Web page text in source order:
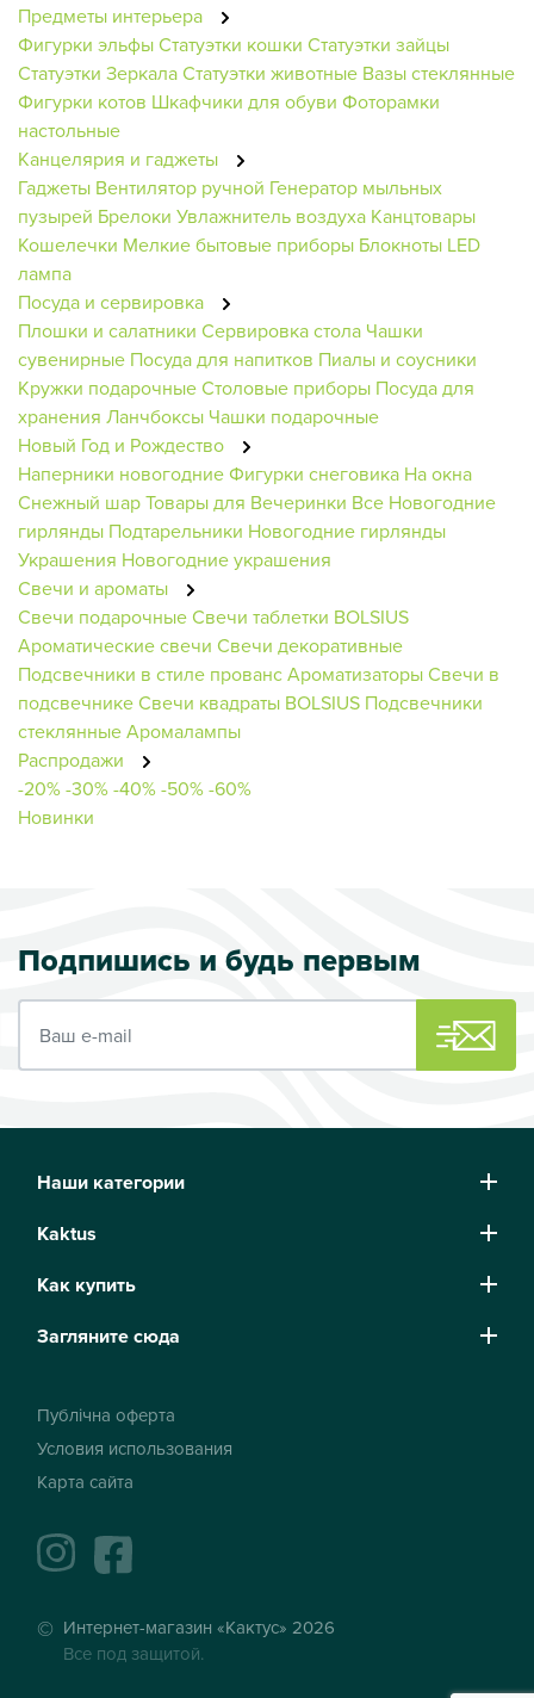
Предметы интерьера
Фигурки эльфыСтатуэтки кошки Статуэтки зайцы
Статуэтки ЗеркалаСтатуэтки животные Вазы стеклянные
Фигурки котов Шкафчики для обуви Фоторамки
настольные
Канцелярия и гаджеты
Гаджеты Вентилятор ручной Генератор мыльных
пузырей Брелоки Увлажнитель воздуха Канцтовары
Кошелечки Мелкие бытовые приборы Блокноты LED
лампа
Посуда и сервировка
Плошки и салатники Сервировка стола Чашки
сувенирные Посуда для напитков Пиалы и соусники
Кружки подарочныеСтоловые приборы Посуда для
хранения Ланчбоксы Чашки подарочные
Новый Год и Рождество
Наперники новогодниеФигурки снеговика На окна
Снежный шарТовары для Вечеринки Все Новогодние
гирлянды Подтарельники Новогодние гирлянды
Украшения Новогодние украшения
Свечи и ароматы
Свечи подарочныеСвечи таблетки BOLSIUS
Ароматические свечи Свечи декоративные
Подсвечники в стиле провансАроматизаторыСвечи в
подсвечникеСвечи квадраты BOLSIUS Подсвечники
стеклянныеАромалампы
Распродажи
-20%-30%-40%-50%-60%
Новинки
Подпишись и будь первым
Наши категории
Kaktus
Как купить
Загляните сюда
Публічна оферта
Условия использования
Карта сайта
instagramfacebook
Интернет-магазин «Кактус» 2026
Все под защитой.